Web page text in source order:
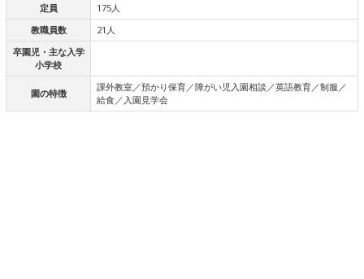
定員
175人
教職員数
21人
卒園児・主な入学
小学校
園の特徴
課外教室／預かり保育／障がい児入園相談／英語教育／制服／
給食／入園見学会